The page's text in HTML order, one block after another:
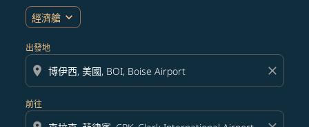
經濟艙 expand_more
出發地
location_on close
前往